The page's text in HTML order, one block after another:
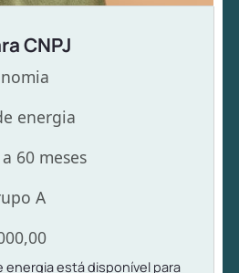
CNPJ
energia
60 meses
A
energia está disponível para